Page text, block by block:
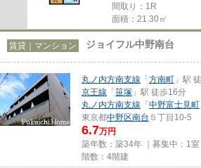
間取り：1R
面積：21.30㎡
賃貸｜マンション ジョイフル中野南台
丸ノ内方南支線 「方南町 」駅
京王線 「笹塚 」駅 徒歩16分
丸ノ内方南支線 「中野富士見町
東京都中野区南台 ５丁目10-5
6.7万円
築年数：築34年 ｜募集中： 1室
階数：4階建